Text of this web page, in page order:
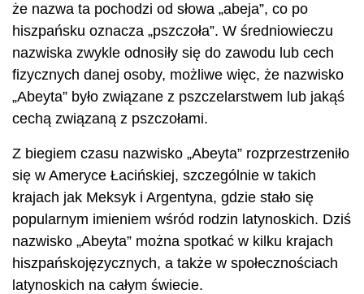
że nazwa ta pochodzi od słowa „abeja”, co po
hiszpańsku oznacza „pszczoła”. W średniowieczu
nazwiska zwykle odnosiły się do zawodu lub cech
fizycznych danej osoby, możliwe więc, że nazwisko
„Abeyta” było związane z pszczelarstwem lub jakąś
cechą związaną z pszczołami.
Z biegiem czasu nazwisko „Abeyta” rozprzestrzeniło
się w Ameryce Łacińskiej, szczególnie w takich
krajach jak Meksyk i Argentyna, gdzie stało się
popularnym imieniem wśród rodzin latynoskich. Dziś
nazwisko „Abeyta” można spotkać w kilku krajach
hiszpańskojęzycznych, a także w społecznościach
latynoskich na całym świecie.